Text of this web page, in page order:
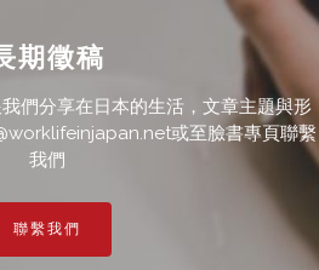
期徵稿
們分享在日本的生活，文章主題與形
或至臉書專頁聯繫
我們
聯繫我們